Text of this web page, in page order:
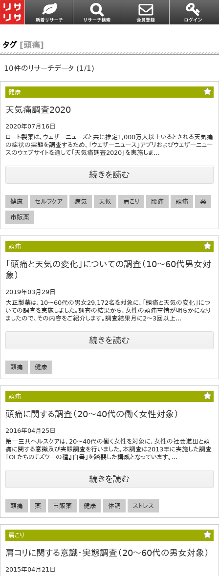
タグ [頭痛]
10件のリサーチデータ (1/1)
健康
天気痛調査2020
2020年07月16日
ロート製薬は、ウェザーニューズと共に推定1,000万人以上いるとされる天気痛
の症状の実態を調査するため、「ウェザーニュース」アプリおよびウェザーニュー
スのウェブサイトを通して「天気痛調査2020」を実施しま...
続きを読む
健康 セルフケア 病気 天候 肩こり 腰痛 頭痛 薬
市販薬
頭痛
「頭痛と天気の変化」についての調査（10～60代男女対
象）
2019年03月29日
大正製薬は、10～60代の男女29,172名を対象に、「頭痛と天気の変化」につ
いての調査を実施しました。調査の結果から、女性の頭痛事情が明らかになり
ましたので、その内容をご紹介します。調査結果月に2～3回以上...
続きを読む
頭痛 健康
頭痛
頭痛に関する調査（20～40代の働く女性対象）
2016年04月25日
第一三共ヘルスケアは、20～40代の働く女性を対象に、女性の社会進出と頭
痛に関する意識及び実態調査を行いました。本調査は2013年に実施した調査
「OLたちの『ズツーの種』白書」を踏襲した構成となっています。...
続きを読む
頭痛 薬 市販薬 健康 体調 ストレス
肩こり
肩コリに関する意識・実態調査（20～60代の男女対象）
2015年04月21日